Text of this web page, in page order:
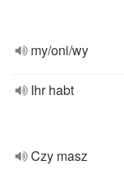
my/oni/wy
Ihr habt
Czy masz